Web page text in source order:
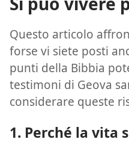
Questo articolo
forse vi siete posti
punti della Bibbia
testimoni di Geova
considerare queste
1. Perché la vita